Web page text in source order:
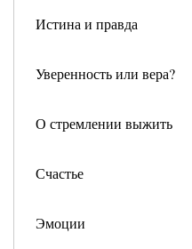
Истина и правда
Уверенность или вера?
О стремлении выжить
Счастье
Эмоции